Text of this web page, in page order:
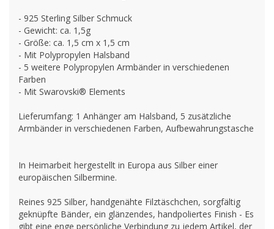
- 925 Sterling Silber Schmuck
- Gewicht: ca. 1,5g
- Größe: ca. 1,5 cm x 1,5 cm
- Mit Polypropylen Halsband
- 5 weitere Polypropylen Armbänder in verschiedenen
Farben
- Mit Swarovski® Elements
Lieferumfang: 1 Anhänger am Halsband, 5 zusätzliche
Armbänder in verschiedenen Farben, Aufbewahrungstasche
In Heimarbeit hergestellt in Europa aus Silber einer
europäischen Silbermine.
Reines 925 Silber, handgenähte Filztäschchen, sorgfältig
geknüpfte Bänder, ein glänzendes, handpoliertes Finish - Es
gibt eine enge persönliche Verbindung zu jedem Artikel, der